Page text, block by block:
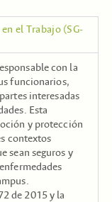
el Trabajo (SG-
con la
funcionarios,
interesadas
Esta
y protección
contextos
sean seguros y
de 2015 y la